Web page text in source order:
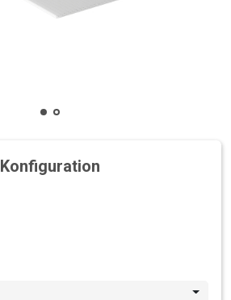
Konfiguration